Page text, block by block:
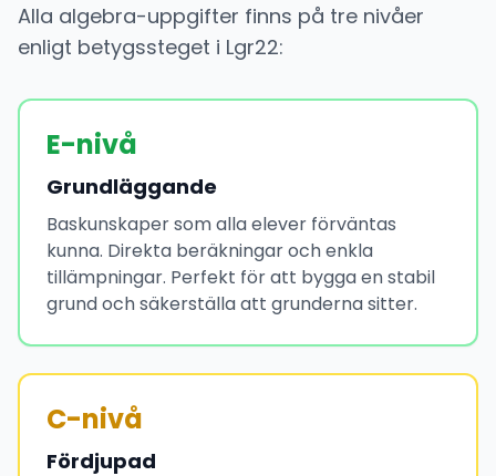
Alla algebra-uppgifter finns på tre nivåer
enligt betygssteget i Lgr22:
E-nivå
Grundläggande
Baskunskaper som alla elever förväntas
kunna. Direkta beräkningar och enkla
tillämpningar. Perfekt för att bygga en stabil
grund och säkerställa att grunderna sitter.
C-nivå
Fördjupad